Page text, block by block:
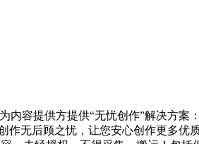
容提供方提供“无忧创作”解决方
无后顾之忧，让您安心创作更多优